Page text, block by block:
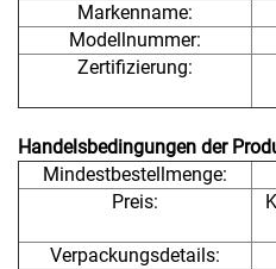
Markenname:
Modellnummer:
Zertifizierung:
Handelsbedingungen der
Mindestbestellmenge:
Preis:
Verpackungsdetails: